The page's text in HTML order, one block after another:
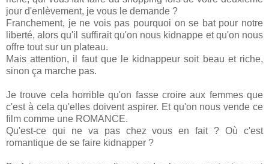
jour d'enlèvement, je vous le demande ?
Franchement, je ne vois pas pourquoi on se bat pour notre
liberté, alors qu'il suffirait qu'on nous kidnappe et qu'on nous
offre tout sur un plateau.
Mais attention, il faut que le kidnappeur soit beau et riche,
sinon ça marche pas.
Je trouve cela horrible qu'on fasse croire aux femmes que
c'est à cela qu'elles doivent aspirer. Et qu'on nous vende ce
film comme une ROMANCE.
Qu'est-ce qui ne va pas chez vous en fait ? Où c'est
romantique de se faire kidnapper ?